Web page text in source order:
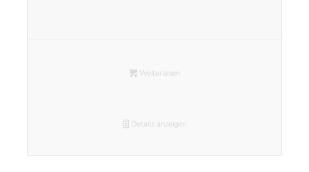
Weiterlesen
Details anzeigen